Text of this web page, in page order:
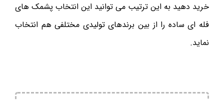
خرید دهید به این ترتیب می توانید این انتخاب پشمک های
فله ای ساده را از بین برندهای تولیدی مختلفی هم انتخاب
نماید.